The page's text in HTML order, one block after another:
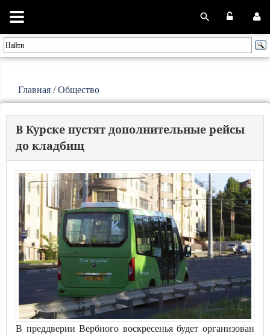
Главная /Общество
В Курске пустят дополнительные рейсы
до кладбищ
В преддверии Вербного воскресенья будет организован